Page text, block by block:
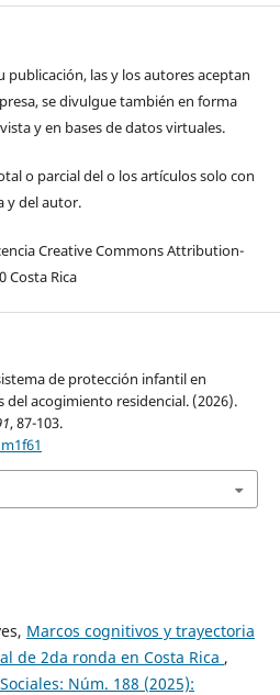
las y los autores aceptan
se divulgue también en forma
y en bases de datos virtuales.
o parcial del o los artículos solo con
y del autor.
Creative Commons Attribution-
Costa Rica
de protección infantil en
del acogimiento residencial. (2026).
, 87-103.
Marcos cognitivos y trayectoria
de 2da ronda en Costa Rica ,
Núm. 188 (2025):